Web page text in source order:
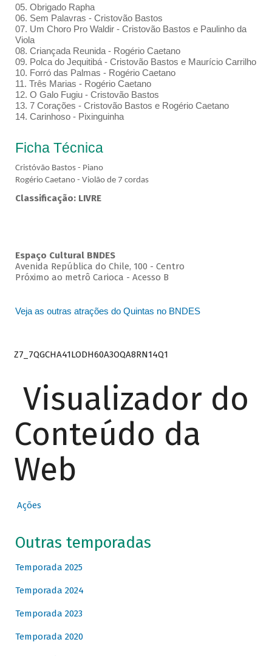
05. Obrigado Rapha
06. Sem Palavras - Cristovão Bastos
07. Um Choro Pro Waldir - Cristovão Bastos e Paulinho da
Viola
08. Criançada Reunida - Rogério Caetano
09. Polca do Jequitibá - Cristovão Bastos e Maurício Carrilho
10. Forró das Palmas - Rogério Caetano
11. Três Marias - Rogério Caetano
12. O Galo Fugiu - Cristovão Bastos
13. 7 Corações - Cristovão Bastos e Rogério Caetano
14. Carinhoso - Pixinguinha
Ficha Técnica
Cristóvão Bastos - Piano
Rogério Caetano - Violão de 7 cordas
Classificação: LIVRE
Espaço Cultural BNDES
Avenida República do Chile, 100 - Centro
Próximo ao metrô Carioca - Acesso B
Veja as outras atrações do Quintas no BNDES
Z7_7QGCHA41LODH60A3OQA8RN14Q1
Visualizador do
Conteúdo da
Web
Ações
Outras temporadas
Temporada 2025
Temporada 2024
Temporada 2023
Temporada 2020